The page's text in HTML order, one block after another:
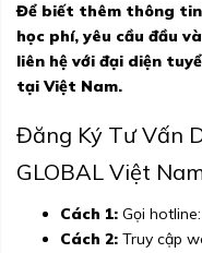
Để biết thêm thông
học phí, yêu cầu đầu
liên hệ với đại diện
tại Việt Nam.
Đăng Ký Tư Vấn
GLOBAL Việt
Cách 1: Gọi hotline:
Cách 2: Truy cập